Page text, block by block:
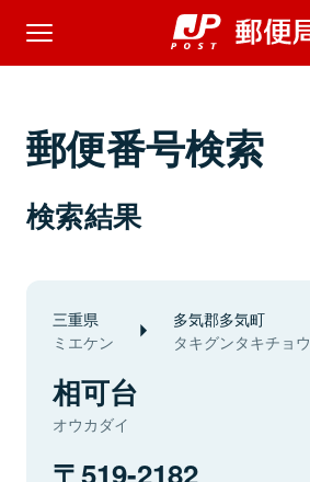
郵便番号検索
検索結果
三重県
ミエケン
多気郡多気町
タキグンタキチョウ
相可台
オウカダイ
519-2182